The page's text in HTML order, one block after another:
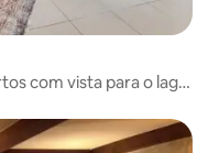
com vista para o lago